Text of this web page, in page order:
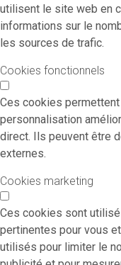
utilisent le site web en
informations sur le
les sources de trafic.
Cookies fonctionnels
Ces cookies
personnalisation
direct. Ils peuvent être
externes.
Cookies marketing
Ces cookies sont
pertinentes pour vous
utilisés pour limiter le